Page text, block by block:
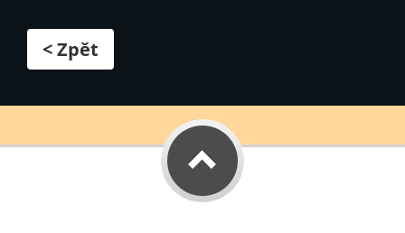
< Zpět